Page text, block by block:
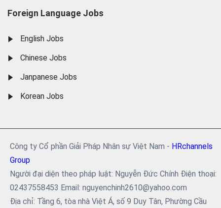
Foreign Language Jobs
English Jobs
Chinese Jobs
Janpanese Jobs
Korean Jobs
Công ty Cổ phần Giải Pháp Nhân sự Việt Nam - HRchannels
Group
Người đại diện theo pháp luật: Nguyễn Đức Chính Điện thoại:
02437558453 Email: nguyenchinh2610@yahoo.com
Địa chỉ: Tầng 6, tòa nhà Việt Á, số 9 Duy Tân, Phường Cầu